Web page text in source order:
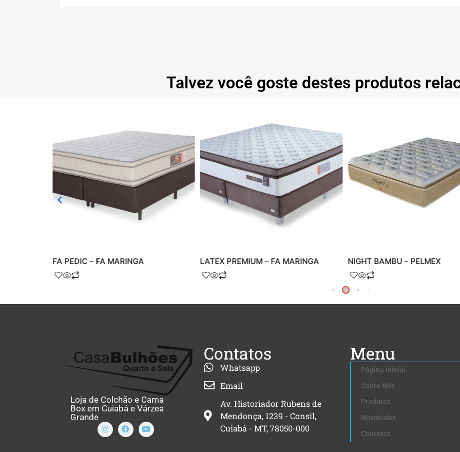
Talvez você goste destes produtos
FA PEDIC – FA MARINGA LATEX PREMIUM – FA MARINGA NIGHT BAMBU – PELMEX
Loja de Colchão e Cama
Box em Cuiabá e Várzea
Grande
Contatos
Whatsapp
Email
Av. Historiador Rubens de
Mendonça, 1239 - Consil,
Cuiabá - MT, 78050-000
Menu
Página Inicial
Sobre Nós
Produtos
Novidades
Contatos